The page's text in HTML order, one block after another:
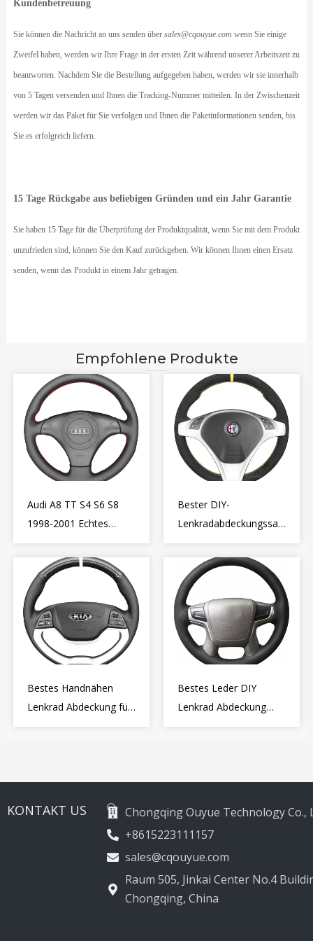
Kundenbetreuung
Sie können die Nachricht an uns senden über sales@cqouyue.com wenn Sie einige
Zweifel haben, werden wir Ihre Frage in der ersten Zeit während unserer Arbeitszeit zu
beantworten. Nachdem Sie die Bestellung aufgegeben haben, werden wir sie innerhalb
von 5 Tagen versenden und Ihnen die Tracking-Nummer mitteilen. In der Zwischenzeit
werden wir das Paket für Sie verfolgen und Ihnen die Paketinformationen senden, bis
Sie es erfolgreich liefern.
15 Tage Rückgabe aus beliebigen Gründen und ein Jahr Garantie
Sie haben 15 Tage für die Überprüfung der Produktqualität, wenn Sie mit dem Produkt
unzufrieden sind, können Sie den Kauf zurückgeben. Wir können Ihnen einen Ersatz
senden, wenn das Produkt in einem Jahr getragen.
Empfohlene Produkte
Audi A8 TT S4 S6 S8
1998-2001 Echtes
Lenkradabdeckung
Wrap
Bester DIY-
Lenkradabdeckungssatz
Giulietta MiTo 2009-
2015
Bestes Handnähen
Lenkrad Abdeckung für
Bestes Leder DIY
Lenkrad Abdeckung
KONTAKT US
Chongqing Ouyue Technology Co.,
+8615223111157
sales@cqouyue.com
Raum 505, Jinkai Center No.4
Chongqing, China